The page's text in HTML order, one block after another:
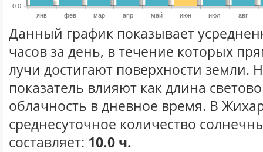
янв фев мар апр май июн июл авг
0.0
Данный график показывает
часов за день, в течение которых
лучи достигают поверхности земли.
показатель влияют как длина
облачность в дневное время. В
среднесуточное количество
составляет: 10.0 ч.